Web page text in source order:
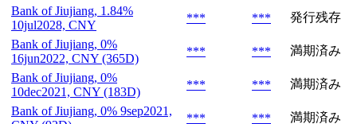
Bank of Jiujiang, 1.84%
10jul2028, CNY
*** ***
発行残存
Bank of Jiujiang, 0%
16jun2022, CNY (365D)
*** ***
満期済み
Bank of Jiujiang, 0%
10dec2021, CNY (183D)
*** ***
満期済み
Bank of Jiujiang, 0% 9sep2021,
*** ***
満期済み